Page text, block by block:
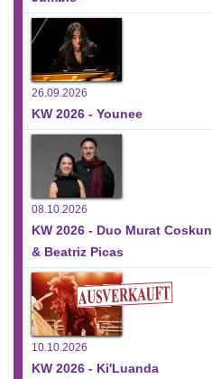
26.09.2026
KW 2026 - Younee
08.10.2026
KW 2026 - Duo Murat Coskun
& Beatriz Picas
10.10.2026
KW 2026 - Ki'Luanda